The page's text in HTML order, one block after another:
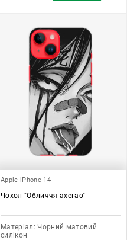
Apple iPhone 14
Чохол "Обличчя ахегао"
Матеріал: Чорний матовий
силікон